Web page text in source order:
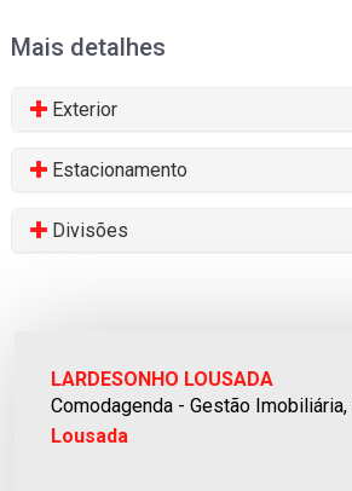
Terreno rústico
Cristelo
Venda:13.500€
Figueiras e Covas
Venda
35.000€
Mais detalhes
Exterior
Estacionamento
Divisões
LARDESONHO LOUSADA
Comodagenda - Gestão Imobiliária,
Lousada